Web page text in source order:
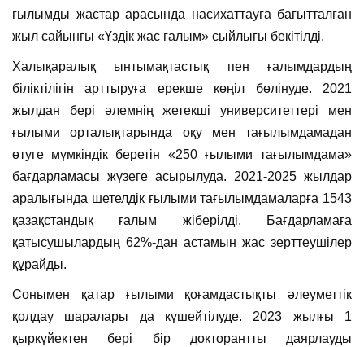
ғылымды жастар арасында насихаттауға бағытталған
жыл сайынғы «Үздік жас ғалым» сыйлығы бекітілді.
Халықаралық ынтымақтастық пен ғалымдардың
біліктілігін арттыруға ерекше көңіл бөлінуде. 2021
жылдан бері әлемнің жетекші университеттері мен
ғылыми орталықтарында оқу мен тағылымдамадан
өтуге мүмкіндік беретін «250 ғылыми тағылымдама»
бағдарламасы жүзеге асырылуда. 2021-2025 жылдар
аралығында шетелдік ғылыми тағылымдамаларға 1543
қазақстандық ғалым жіберілді. Бағдарламаға
қатысушылардың 62%-дан астамын жас зерттеушілер
құрайды.
Сонымен қатар ғылыми қоғамдастықты әлеуметтік
қолдау шаралары да күшейтілуде. 2023 жылғы 1
қыркүйектен бері бір докторантты даярлауды